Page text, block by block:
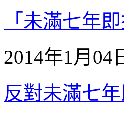
「未滿七年
2014年1月04
反對未滿七